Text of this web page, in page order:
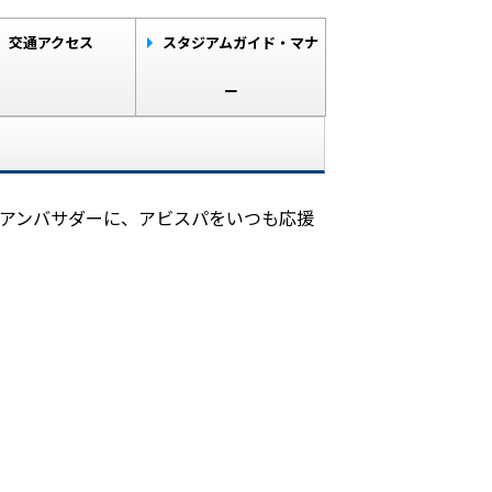
交通アクセス スタジアムガイド・マナ
ー
ンバサダーに、アビスパをいつも応援